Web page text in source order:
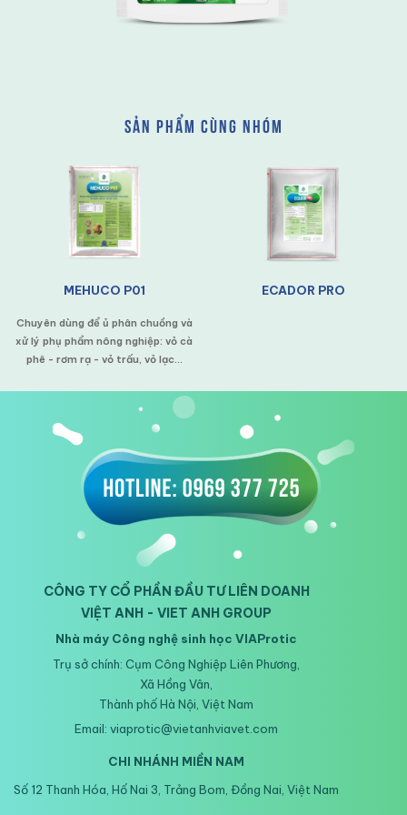
SẢN PHẨM CÙNG NHÓM
MEHUCO P01
chuyên dùng để ủ phân chuồng và
xử lý phụ phẩm nông nghiệp: vỏ cà
phê - rơm rạ - vỏ trấu, vỏ lạc...
ECADOR PRO
CÔNG TY CỔ PHẦN ĐẦU TƯ LIÊN DOANH
VIỆT ANH - VIET ANH GROUP
Nhà máy Công nghệ sinh học VIAProtic
Trụ sở chính: Cụm Công Nghiệp Liên Phương,
Xã Hồng Vân,
Thành phố Hà Nội, Việt Nam
Email: viaprotic@vietanhviavet.com
CHI NHÁNH MIỀN NAM
Số 12 Thanh Hóa, Hố Nai 3, Trảng Bom, Đồng Nai, Việt Nam
GỬI ĐI